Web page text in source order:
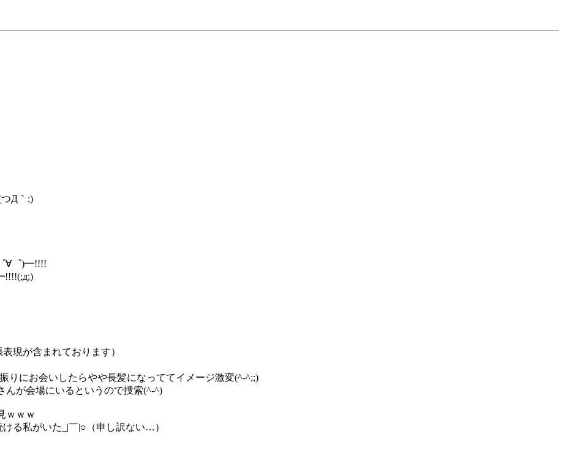
つД｀;)
∀゜)━!!!!
現が含まれております）
りにお会いしたらやや長髪になっててイメージ激変(^-^;;)
んが会場にいるというので捜索(^-^)
ｗｗｗ
る私がいた_|￣|○（申し訳ない…）